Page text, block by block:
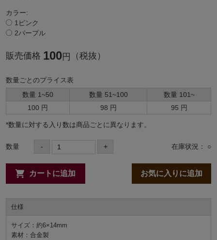
カラー:
1ピンク
2パープル
販売価格 100円 （税抜）
数量ごとのプライス表
数量 1~50
数量 51~100
数量 101~
100 円
98 円 95 円
*数量に対する⼊り数は商品ごとに異なります。
数量 - + 在庫状況： ○
カートに追加 お気に入りに追加
仕様
サイズ：約6×14mm
素材：合金製